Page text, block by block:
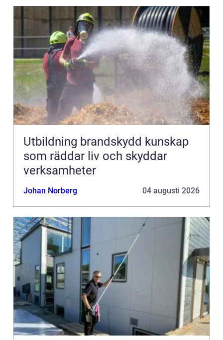
Utbildning brandskydd kunskap
som räddar liv och skyddar
verksamheter
Johan Norberg 04 augusti 2026